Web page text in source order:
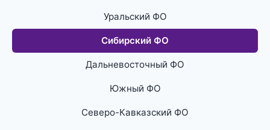
Уральский ФО
Сибирский ФО
Дальневосточный ФО
Южный ФО
Северо-Кавказский ФО